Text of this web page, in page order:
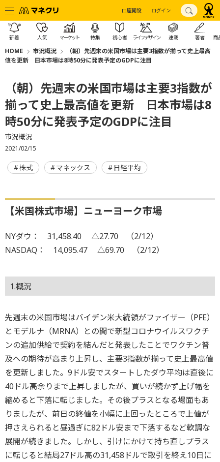
口座開設 ログイン
新着 人気 マーケット 特集 初心者 ライフデザイン 連載 著者 商
HOME 市況概況
（朝）先週末の米国市場は主要3指数が揃って史上最高
値を更新 日本市場は8時50分に発表予定のGDPに注目
（朝）先週末の米国市場は主要3指数が
揃って史上最高値を更新 日本市場は8
時50分に発表予定のGDPに注目
市況概況
2021/02/15
株式 マネックス 日経平均
【米国株式市場】ニューヨーク市場
NYダウ： 31,458.40 △27.70 （2/12）
NASDAQ： 14,095.47 △69.70 （2/12）
1.概況
先週末の米国市場はバイデン米大統領がファイザー（PFE）
とモデルナ（MRNA）との間で新型コロナウイルスワクチ
ンの追加供給で契約を結んだと発表したことでワクチン普
及への期待が高まり上昇し、主要3指数が揃って史上最高値
を更新しました。9ドル安でスタートしたダウ平均は直後に
40ドル高余りまで上昇しましたが、買いが続かず上げ幅を
縮めると下落に転じました。その後プラスとなる場面もあ
りましたが、前日の終値を小幅に上回ったところで上値が
押さえられると昼過ぎに82ドル安まで下落するなど軟調な
展開が続きました。しかし、引けにかけて持ち直しプラス
に転じると結局27ドル高の31,458ドルで取引を終え10日に